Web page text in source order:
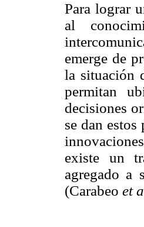
Para lograr
al
emerge de
la situación
permitan
decisiones
se dan
existe un
agregado a
(Carabeo et